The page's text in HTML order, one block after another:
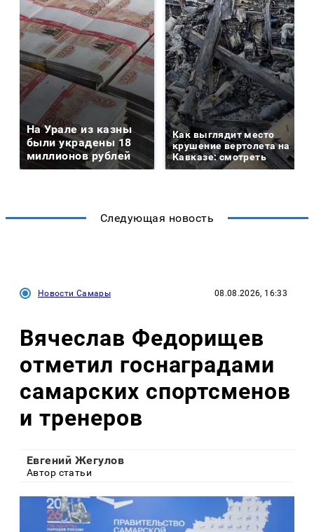
На Урале из казны
были украдены 18
миллионов рублей
Как выглядит место
крушение вертолета на
Кавказе: смотреть
Следующая новость
Новости Самары 08.08.2026, 16:33
Вячеслав Федорищев
отметил госнаградами
самарских спортсменов
и тренеров
Евгений Жегулов
Автор статьи